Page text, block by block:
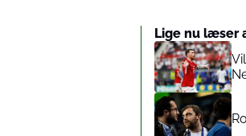
Lige nu læser